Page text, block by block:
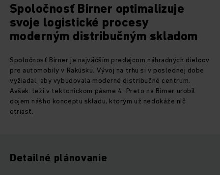
Spoločnosť Birner optimalizuje
svoje logistické procesy
moderným distribučným skladom
Spoločnosť Birner je najväčším predajcom náhradných dielcov
pre automobily v Rakúsku. Vývoj na trhu si v poslednej dobe
vyžiadal, aby vybudovala moderné distribučné centrum.
Avšak: leží v tektonickom pásme 4. Preto na Birner urobil
dojem nášho konceptu skladu, ktorým už nedokáže nič
otriasť.
Detailné plánovanie